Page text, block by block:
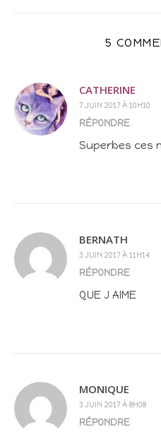
5
CATHERINE
7 JUIN 2017 À 10H10
RÉPONDRE
Superbes ces
BERNATH
3 JUIN 2017 À 11H14
RÉPONDRE
QUE J AIME
MONIQUE
3 JUIN 2017 À 8H08
RÉPONDRE